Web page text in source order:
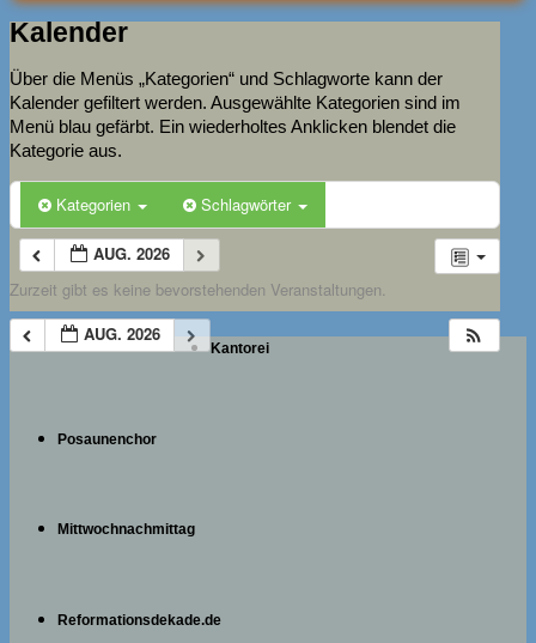
Kalender
Über die Menüs „Kategorien“ und Schlagworte kann der
Kalender gefiltert werden. Ausgewählte Kategorien sind im
Menü blau gefärbt. Ein wiederholtes Anklicken blendet die
Kategorie aus.
Kategorien Schlagwörter
AUG. 2026
Zurzeit gibt es keine bevorstehenden Veranstaltungen.
AUG. 2026
Kantorei
Posaunenchor
Mittwochnachmittag
Reformationsdekade.de